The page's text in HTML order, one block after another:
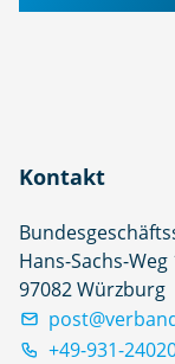
Kontakt
Hans-Sachs-Weg
97082 Würzburg
+49-931-